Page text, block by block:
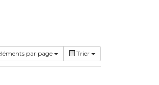
par page Trier